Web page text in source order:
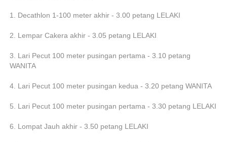
1. Decathlon 1-100 meter akhir - 3.00 petang LELAKI
2. Lempar Cakera akhir - 3.05 petang LELAKI
3. Lari Pecut 100 meter pusingan pertama - 3.10 petang
WANITA
4. Lari Pecut 100 meter pusingan kedua - 3.20 petang WANITA
5. Lari Pecut 100 meter pusingan pertama - 3.30 petang LELAKI
6. Lompat Jauh akhir - 3.50 petang LELAKI